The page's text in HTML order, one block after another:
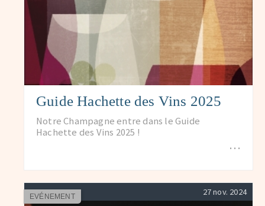
Guide Hachette des Vins 2025
Notre Champagne entre dans le Guide
Hachette des Vins 2025 !
…
EVÉNEMENT 27 nov. 2024